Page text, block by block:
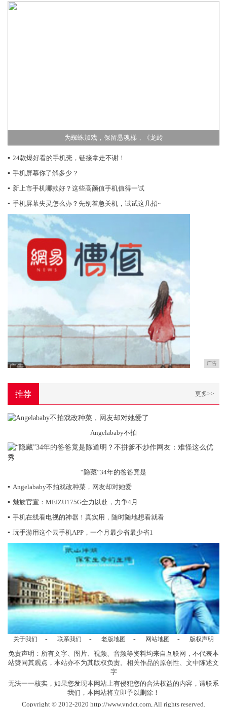
为蜘蛛加戏，保留悬魂梯，《龙岭
▪ 24款爆好看的手机壳，链接拿走不谢！
▪ 手机屏幕你了解多少？
▪ 新上市手机哪款好？这些高颜值手机值得一试
▪ 手机屏幕失灵怎么办？先别着急关机，试试这几招~
广告
推荐 更多>>
Angelababy不拍
“隐藏”34年的爸爸竟是
▪ Angelababy不拍戏改种菜，网友却对她爱
▪ 魅族官宣：MEIZU175G全力以赴，力争4月
▪ 手机在线看电视的神器！真实用，随时随地想看就看
▪ 玩手游用这个云手机APP，一个月最少省最少省1
关于我们 - 联系我们 - 老版地图 - 网站地图 - 版权声明
免责声明：所有文字、图片、视频、音频等资料均来自互联网，不代表本
站赞同其观点，本站亦不为其版权负责。相关作品的原创性、文中陈述文
字
无法一一核实，如果您发现本网站上有侵犯您的合法权益的内容，请联系
我们，本网站将立即予以删除！
Copyright © 2012-2020 http://www.yndct.com, All rights reserved.